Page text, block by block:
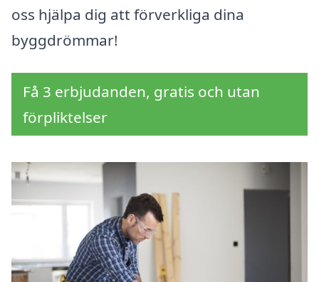
oss hjälpa dig att förverkliga dina
byggdrömmar!
Få 3 erbjudanden, gratis och utan
förpliktelser